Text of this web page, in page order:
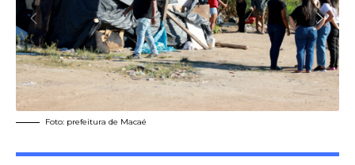
Foto: prefeitura de Macaé